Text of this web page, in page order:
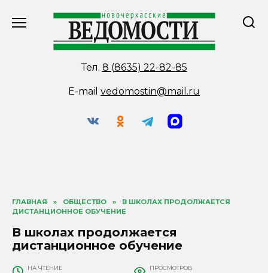
Тел. 8 (8635) 22-82-85
E-mail vedomostin@mail.ru
ГЛАВНАЯ » ОБЩЕСТВО »
В ШКОЛАХ ПРОДОЛЖАЕТСЯ
ДИСТАНЦИОННОЕ ОБУЧЕНИЕ
В школах продолжается
дистанционное обучение
НА ЧТЕНИЕ ПРОСМОТРОВ